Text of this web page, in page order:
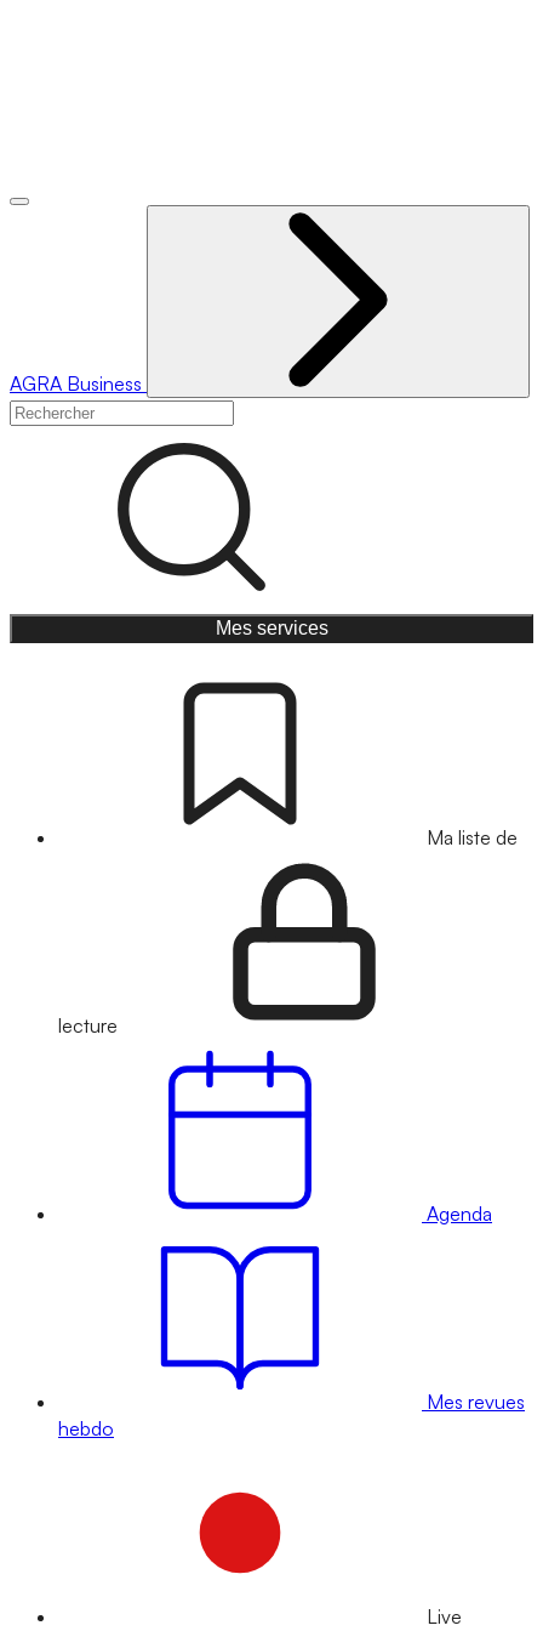
AGRA Business
Mes services
Ma liste de
lecture
Agenda
Mes revues
hebdo
Live